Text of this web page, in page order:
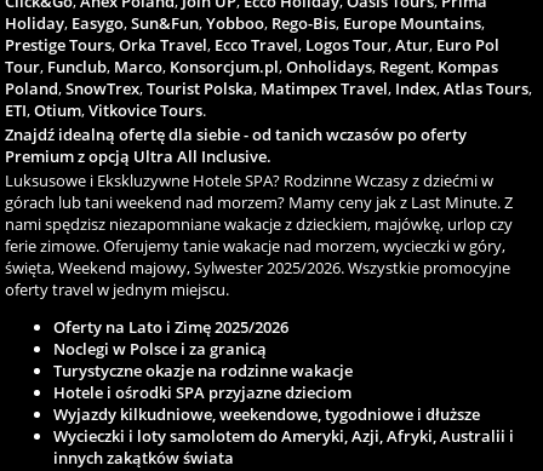
Holiday, Easygo,Sun&Fun,Yobboo, Rego-Bis, Europe Mountains,
Prestige Tours,Orka Travel, Ecco Travel, Logos Tour,Atur, Euro Pol
Tour, Funclub, Marco, Konsorcjum.pl,Onholidays, Regent, Kompas
Poland,SnowTrex,Tourist Polska, Matimpex Travel, Index,Atlas Tours,
ETI,Otium,Vitkovice Tours.
Znajdź idealną ofertę dla siebie - od tanich wczasów po oferty
Premium z opcją Ultra All Inclusive.
Luksusowe i Ekskluzywne Hotele SPA? Rodzinne Wczasy z dziećmi w
górach lub tani weekend nad morzem? Mamy ceny jak z Last Minute. Z
nami spędzisz niezapomniane wakacje z dzieckiem, majówkę, urlop czy
ferie zimowe. Oferujemy tanie wakacje nad morzem, wycieczki w góry,
święta, Weekend majowy, Sylwester 2025/2026. Wszystkie promocyjne
oferty travel w jednym miejscu.
Oferty na Lato i Zimę 2025/2026
Noclegi w Polsce i za granicą
Turystyczne okazje na rodzinne wakacje
Hotele i ośrodki SPA przyjazne dzieciom
Wyjazdy kilkudniowe, weekendowe, tygodniowe i dłuższe
Wycieczki i loty samolotem do Ameryki, Azji, Afryki, Australii i
innych zakątków świata